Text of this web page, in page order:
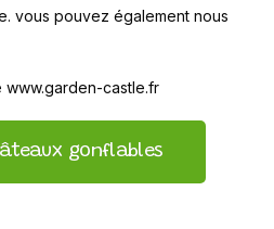
vous pouvez également nous
www.garden-castle.fr
gonflables